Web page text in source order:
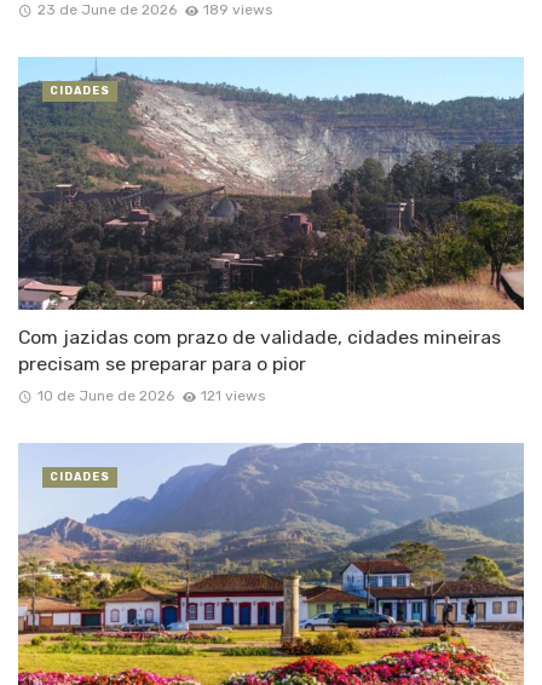
23 de June de 2026 189 views
Com jazidas com prazo de validade, cidades mineiras
precisam se preparar para o pior
10 de June de 2026 121 views
CIDADES
CIDADES